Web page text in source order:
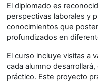
El diplomado es
perspectivas laborales y
conocimientos que
profundizados en
El curso incluye visitas a
cada alumno
práctico. Este proyecto